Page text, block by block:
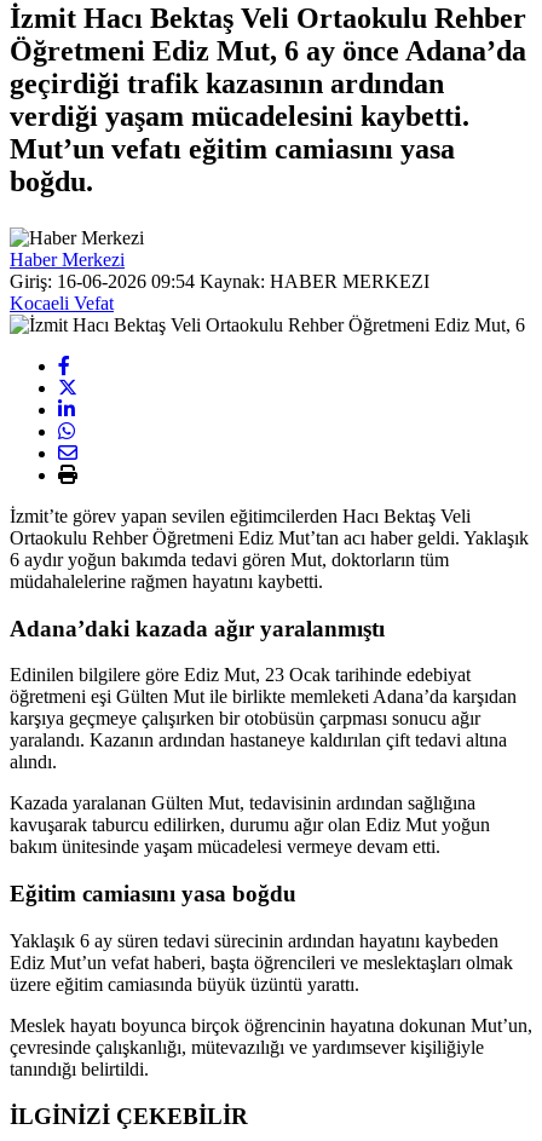
İzmit Hacı Bektaş Veli Ortaokulu Rehber
Öğretmeni Ediz Mut, 6 ay önce Adana’da
geçirdiği trafik kazasının ardından
verdiği yaşam mücadelesini kaybetti.
Mut’un vefatı eğitim camiasını yasa
boğdu.
Haber Merkezi
Giriş: 16-06-2026 09:54 Kaynak: HABER MERKEZI
Kocaeli Vefat
İzmit’te görev yapan sevilen eğitimcilerden Hacı Bektaş Veli
Ortaokulu Rehber Öğretmeni Ediz Mut’tan acı haber geldi. Yaklaşık
6 aydır yoğun bakımda tedavi gören Mut, doktorların tüm
müdahalelerine rağmen hayatını kaybetti.
Adana’daki kazada ağır yaralanmıştı
Edinilen bilgilere göre Ediz Mut, 23 Ocak tarihinde edebiyat
öğretmeni eşi Gülten Mut ile birlikte memleketi Adana’da karşıdan
karşıya geçmeye çalışırken bir otobüsün çarpması sonucu ağır
yaralandı. Kazanın ardından hastaneye kaldırılan çift tedavi altına
alındı.
Kazada yaralanan Gülten Mut, tedavisinin ardından sağlığına
kavuşarak taburcu edilirken, durumu ağır olan Ediz Mut yoğun
bakım ünitesinde yaşam mücadelesi vermeye devam etti.
Eğitim camiasını yasa boğdu
Yaklaşık 6 ay süren tedavi sürecinin ardından hayatını kaybeden
Ediz Mut’un vefat haberi, başta öğrencileri ve meslektaşları olmak
üzere eğitim camiasında büyük üzüntü yarattı.
Meslek hayatı boyunca birçok öğrencinin hayatına dokunan Mut’un,
çevresinde çalışkanlığı, mütevazılığı ve yardımsever kişiliğiyle
tanındığı belirtildi.
İLGİNİZİ ÇEKEBİLİR